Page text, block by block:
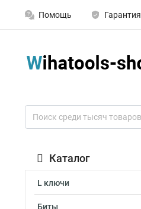
Помощь Гарантия
Каталог
L ключи
Биты